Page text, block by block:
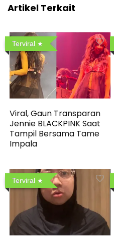
Artikel Terkait
Terviral
Viral, Gaun Transparan
Jennie BLACKPINK Saat
Tampil Bersama Tame
Impala
Terviral